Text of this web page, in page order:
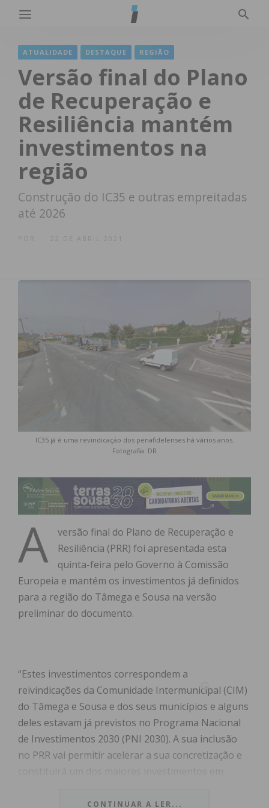
ATUALIDADE DESTAQUE REGIÃO
Versão final do Plano
de Recuperação e
Resiliência mantém
investimentos na
região
Construção do IC35 e outras empreitadas
até 2026
22 DE ABRIL 2021
IC35 já é uma revindicação dos penafidelenses há vários anos.
Fotografia: DR
A
versão final do Plano de Recuperação e
Resiliência (PRR) foi apresentada esta
quinta-feira pelo Governo à Comissão
Europeia e mantém os investimentos já definidos
para a região do Tâmega e Sousa na versão
preliminar do documento.
“Estes investimentos correspondem a
reivindicações da Comunidade Intermunicipal (CIM)
do Tâmega e Sousa e dos seus municípios e alguns
deles estavam já previstos no Programa Nacional
de Investimentos 2030 (PNI 2030). A sua inclusão
no PRR vai permitir acelerar a sua concretização e
CIM, em comunicado.CONTINUAR A LER...